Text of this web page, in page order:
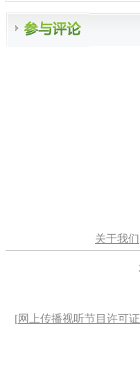
关于我们
[网上传播视听节目许可证